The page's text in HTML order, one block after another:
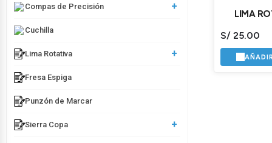
Compas de Precisión +
Cuchilla
Lima Rotativa +
Fresa Espiga
Punzón de Marcar
Sierra Copa +
LIMA
S/ 25.00